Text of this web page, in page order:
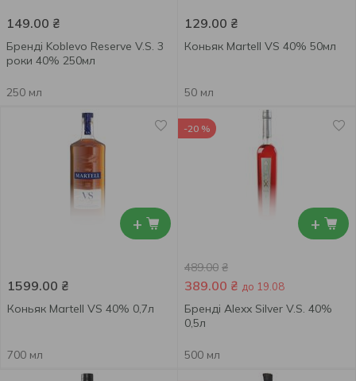
149.00 ₴
Бренді Koblevo Reserve V.S. 3
роки 40% 250мл
250 мл
129.00 ₴
Коньяк Martell VS 40% 50мл
50 мл
+
1599.00 ₴
Коньяк Martell VS 40% 0,7л
700 мл
+
-20 %
489.00 ₴
389.00 ₴ до 19.08
Бренді Alexx Silver V.S. 40%
0,5л
500 мл